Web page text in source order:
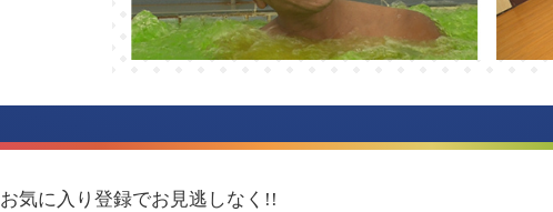
お気に入り登録でお見逃しなく!!